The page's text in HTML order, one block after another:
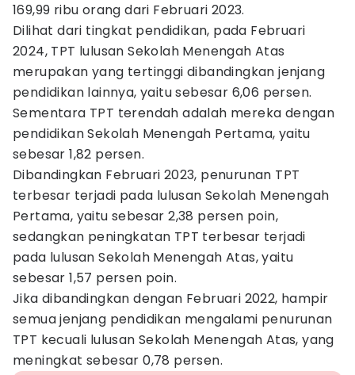
169,99 ribu orang dari Februari 2023.
Dilihat dari tingkat pendidikan, pada Februari
2024, TPT lulusan Sekolah Menengah Atas
merupakan yang tertinggi dibandingkan jenjang
pendidikan lainnya, yaitu sebesar 6,06 persen.
Sementara TPT terendah adalah mereka dengan
pendidikan Sekolah Menengah Pertama, yaitu
sebesar 1,82 persen.
Dibandingkan Februari 2023, penurunan TPT
terbesar terjadi pada lulusan Sekolah Menengah
Pertama, yaitu sebesar 2,38 persen poin,
sedangkan peningkatan TPT terbesar terjadi
pada lulusan Sekolah Menengah Atas, yaitu
sebesar 1,57 persen poin.
Jika dibandingkan dengan Februari 2022, hampir
semua jenjang pendidikan mengalami penurunan
TPT kecuali lulusan Sekolah Menengah Atas, yang
meningkat sebesar 0,78 persen.